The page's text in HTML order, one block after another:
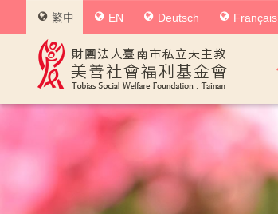
社
會
福
利
繁中 EN Deutsch Français